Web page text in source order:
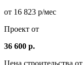
от 16 823 р/мес
Проект от
36 600 р.
Цена строительства от